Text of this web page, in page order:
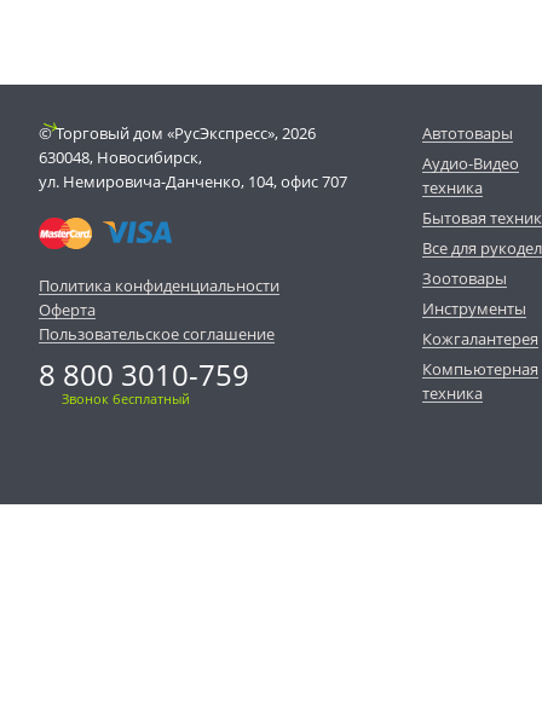
© Торговый дом «РусЭкспресс», 2026
630048, Новосибирск,
ул. Немировича-Данченко, 104, офис 707
Политика конфиденциальности
Оферта
Пользовательское соглашение
8 800 3010-759
Звонок бесплатный
Автотовары
Аудио-Видео
техника
Бытовая
Все для
Зоотовары
Инструменты
Кожгалантерея
Компьютерная
техника